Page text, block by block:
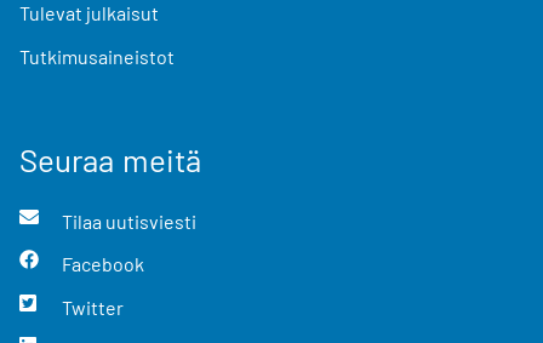
Tulevat julkaisut
Tutkimusaineistot
Seuraa meitä
Tilaa uutisviesti
Facebook
Twitter